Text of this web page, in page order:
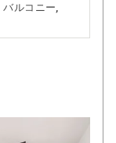
ルコニー,